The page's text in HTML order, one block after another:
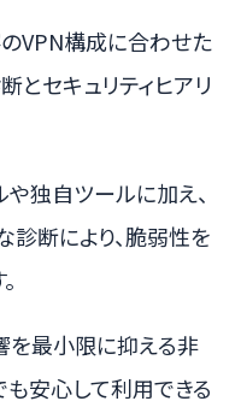
VPN構成に合わせた
とセキュリティヒアリ
独自ツールに加え、
断により、脆弱性を
を最小限に抑える非
安心して利用できる